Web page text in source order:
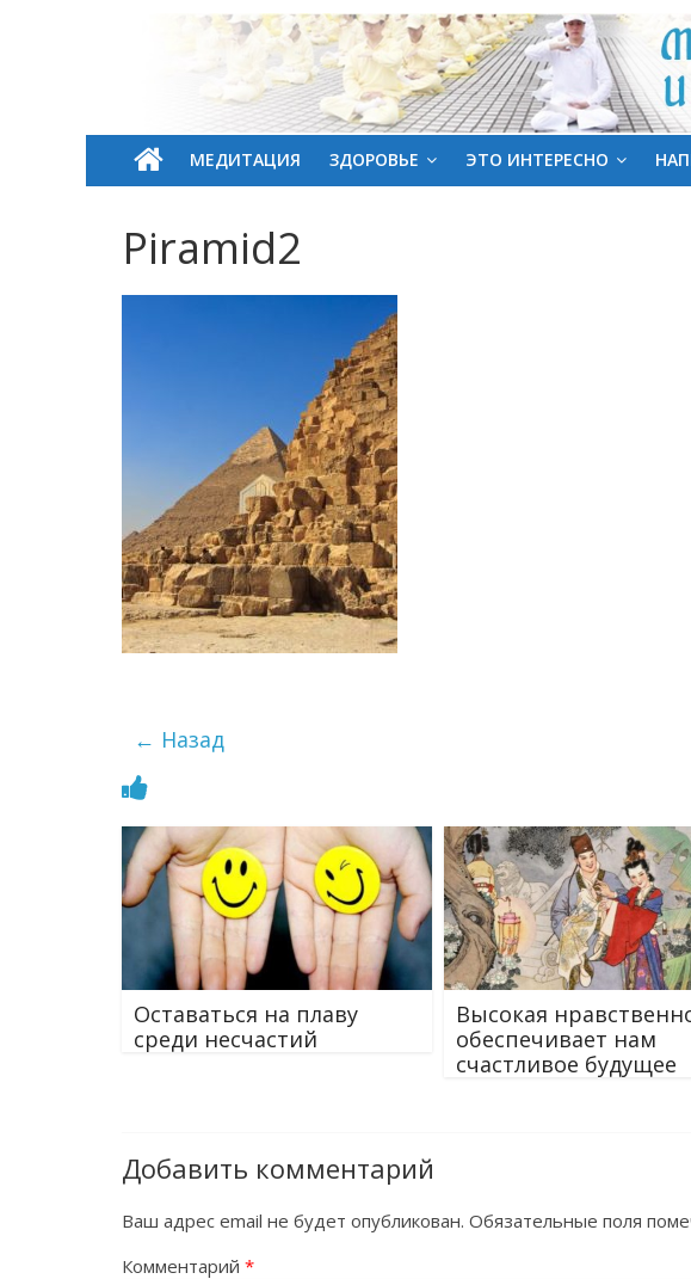
МЕДИТАЦИЯ ЗДОРОВЬЕ ЭТО ИНТЕРЕСНО
Piramid2
← Назад
Оставаться на плаву
среди несчастий
Высокая
обеспечивает нам
счастливое будущее
Добавить комментарий
Ваш адрес email не будет опубликован. Обязательные поля
Комментарий *